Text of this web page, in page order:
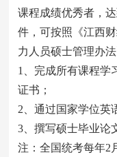
课程成绩优秀者，
件，可按照《江西
力人员硕士管理办
1、完成所有课程学
证书；
2、通过国家学位英
3、撰写硕士毕业论
注：全国统考每年2